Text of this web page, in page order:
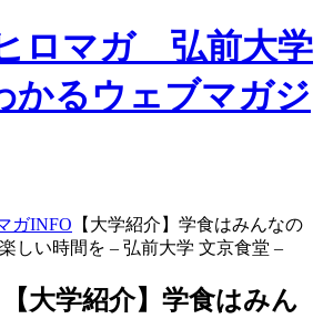
ロマガ 弘前大学
かるウェブマガジ
ガINFO 【大学紹介】学食はみんなの
しい時間を – 弘前大学 文京食堂 –
【大学紹介】学食はみん